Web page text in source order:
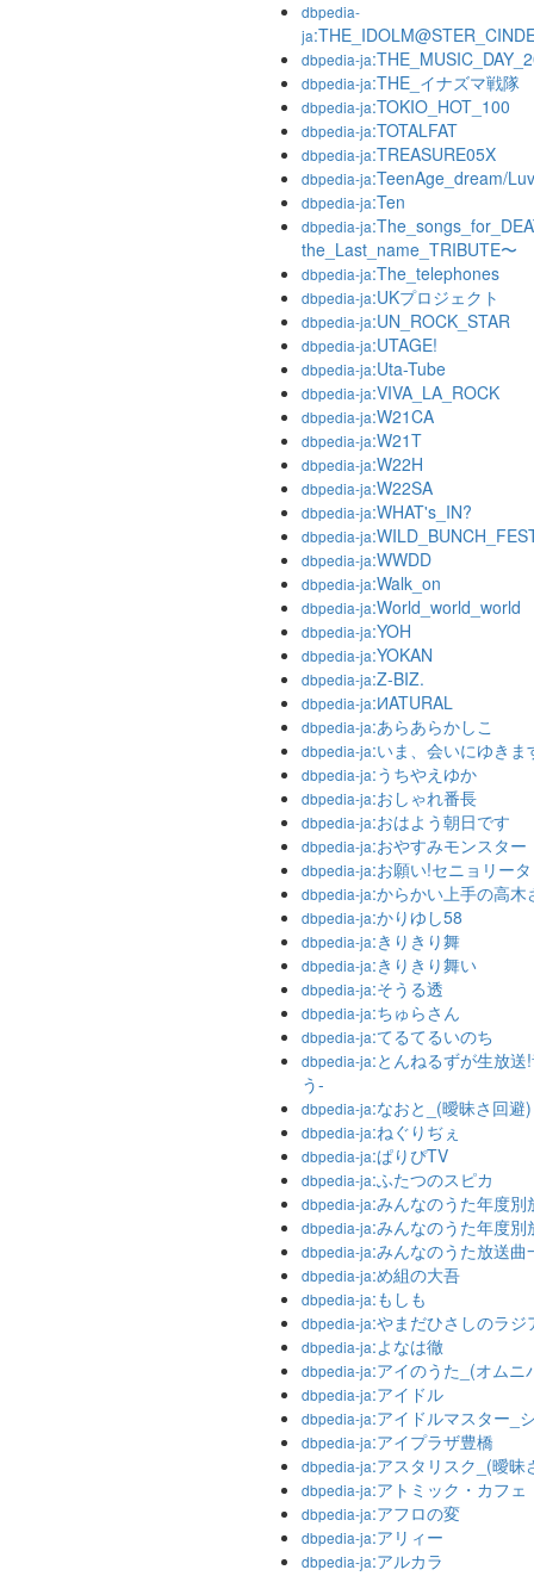
dbpedia-
ja
dbpedia-ja
dbpedia-ja:THE_イナズマ戦隊
dbpedia-ja:TOKIO_HOT_100
dbpedia-ja:TOTALFAT
dbpedia-ja:TREASURE05X
dbpedia-ja:TeenAge_dream/
dbpedia-ja:Ten
dbpedia-ja
the_Last_name_TRIBUTE〜
dbpedia-ja:The_telephones
dbpedia-ja:UKプロジェクト
dbpedia-ja:UN_ROCK_STAR
dbpedia-ja:UTAGE!
dbpedia-ja:Uta-Tube
dbpedia-ja:VIVA_LA_ROCK
dbpedia-ja:W21CA
dbpedia-ja:W21T
dbpedia-ja:W22H
dbpedia-ja:W22SA
dbpedia-ja:WHAT's_IN?
dbpedia-ja
dbpedia-ja:WWDD
dbpedia-ja:Walk_on
dbpedia-ja:World_world_world
dbpedia-ja:YOH
dbpedia-ja:YOKAN
dbpedia-ja:Z-BIZ.
dbpedia-ja:ИATURAL
dbpedia-ja:あらあらかしこ
dbpedia-ja:いま、会いにゆきま
dbpedia-ja:うちやえゆか
dbpedia-ja:おしゃれ番長
dbpedia-ja:おはよう朝日です
dbpedia-ja:おやすみモンスター
dbpedia-ja:お願い!セニョリータ
dbpedia-ja:からかい上手の高木
dbpedia-ja:かりゆし58
dbpedia-ja:きりきり舞
dbpedia-ja:きりきり舞い
dbpedia-ja:そうる透
dbpedia-ja:ちゅらさん
dbpedia-ja:てるてるいのち
dbpedia-ja:とんねるずが生放
う-
dbpedia-ja:なおと_(曖昧さ回避)
dbpedia-ja:ねぐりぢぇ
dbpedia-ja:ぱりぴTV
dbpedia-ja:ふたつのスピカ
dbpedia-ja:みんなのうた年度
dbpedia-ja:みんなのうた年度
dbpedia-ja:みんなのうた放送曲
dbpedia-ja:め組の大吾
dbpedia-ja:もしも
dbpedia-ja:やまだひさしのラ
dbpedia-ja:よなは徹
dbpedia-ja:アイのうた_(オムニ
dbpedia-ja:アイドル
dbpedia-ja:アイドルマスター_
dbpedia-ja:アイプラザ豊橋
dbpedia-ja:アスタリスク_(曖昧
dbpedia-ja:アトミック・カフェ
dbpedia-ja:アフロの変
dbpedia-ja:アリィー
dbpedia-ja:アルカラ